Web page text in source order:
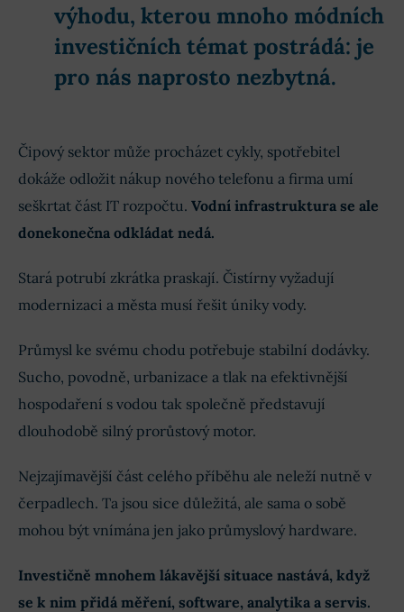
výhodu, kterou mnoho módních
investičních témat postrádá: je
pro nás naprosto nezbytná.
Čipový sektor může procházet cykly, spotřebitel
dokáže odložit nákup nového telefonu a firma umí
seškrtat část IT rozpočtu. Vodní infrastruktura se ale
donekonečna odkládat nedá.
Stará potrubí zkrátka praskají. Čistírny vyžadují
modernizaci a města musí řešit úniky vody.
Průmysl ke svému chodu potřebuje stabilní dodávky.
Sucho, povodně, urbanizace a tlak na efektivnější
hospodaření s vodou tak společně představují
dlouhodobě silný prorůstový motor.
Nejzajímavější část celého příběhu ale neleží nutně v
čerpadlech. Ta jsou sice důležitá, ale sama o sobě
mohou být vnímána jen jako průmyslový hardware.
Investičně mnohem lákavější situace nastává, když
se k nim přidá měření, software, analytika a servis.